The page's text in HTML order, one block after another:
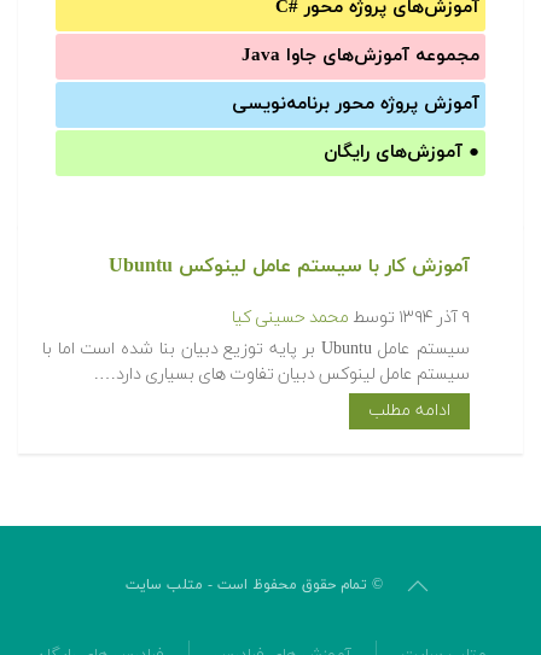
آموزش‌های پروژه محور #C
مجموعه آموزش‌های جاوا Java
آموزش‌ پروژه محور برنامه‌نویسی
● آموزش‌های رایگان
آموزش کار با سیستم عامل لینوکس Ubuntu
۹ آذر ۱۳۹۴ توسط محمد حسینی کیا
سیستم عامل Ubuntu بر پایه توزیع دبیان بنا شده است اما با
سیستم عامل لینوکس دبیان تفاوت های بسیاری دارد….
ادامه مطلب
© تمام حقوق محفوظ است - متلب سایت